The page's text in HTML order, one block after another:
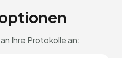
Ihre Protokolle an: